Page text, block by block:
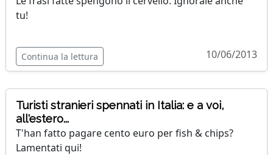
tu!
Continua la lettura 10/06/2013
Turisti stranieri spennati in Italia: e a voi,
all'estero...
T'han fatto pagare cento euro per fish & chips?
Lamentati qui!